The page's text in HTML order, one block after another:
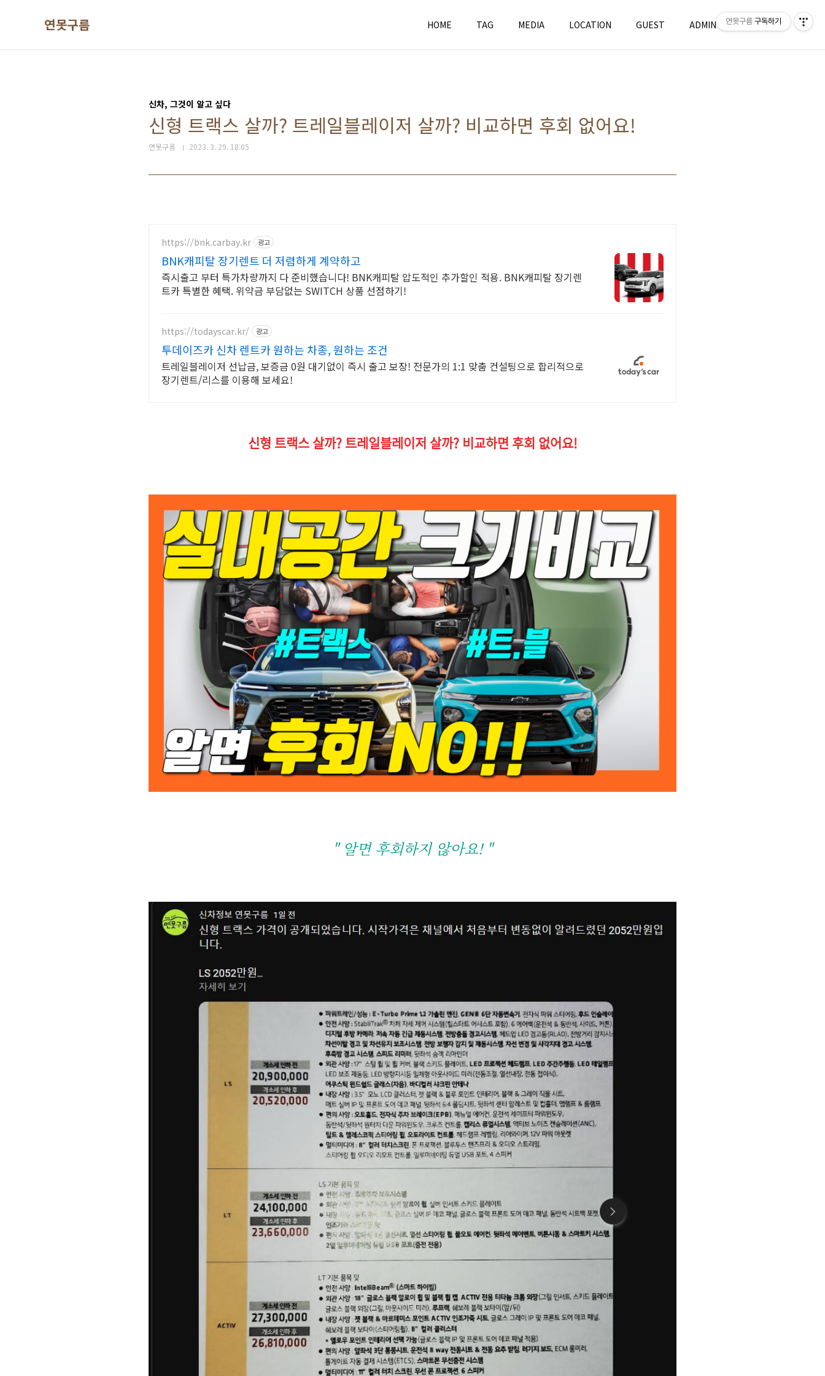
연못구름 HOME TAG MEDIA LOCATION GUEST ADMIN WRITE
신차, 그것이 알고 싶다
신형 트랙스 살까? 트레일블레이저 살까? 비교하면 후회 없어요!
연못구름 2023. 3. 29. 18:05
https://bnk.carbay.kr 광고
BNK캐피탈 장기렌트 더 저렴하게 계약하고
즉시출고 부터 특가차량까지 다 준비했습니다! BNK캐피탈 압도적인 추가할인 적용. BNK캐피탈 장기렌
트카 특별한 혜택. 위약금 부담없는 SWITCH 상품 선점하기!
https://todayscar.kr/ 광고
투데이즈카 신차 렌트카 원하는 차종, 원하는 조건
트레일블레이저 선납금, 보증금 0원 대기없이 즉시 출고 보장! 전문가의 1:1 맞춤 컨설팅으로 합리적으로
장기렌트/리스를 이용해 보세요!
신형 트랙스 살까? 트레일블레이저 살까? 비교하면 후회 없어요!
" 알면 후회하지 않아요! "
연못구름 구독하기